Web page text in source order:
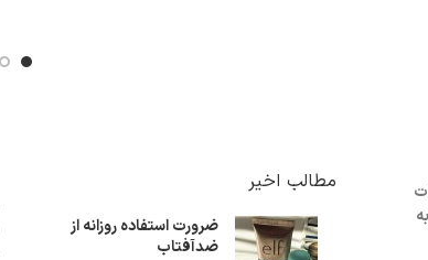
مطالب اخیر
ضرورت استفاده روزانه از
ضدآفتاب